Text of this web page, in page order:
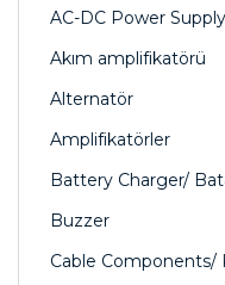
AC-DC Power Supply
Akım amplifikatörü
Alternatör
Amplifikatörler
Battery Charger/
Buzzer
Cable Components/